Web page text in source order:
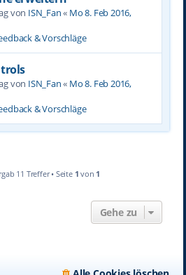
von ISN_Fan« Mo 8. Feb 2016,
& Vorschläge
von ISN_Fan« Mo 8. Feb 2016,
& Vorschläge
11 Treffer • Seite 1 von 1
Gehe zu